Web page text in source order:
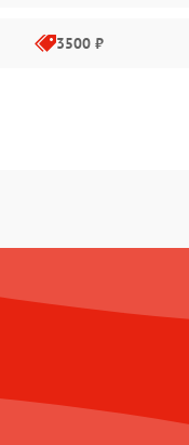
3500 ₽